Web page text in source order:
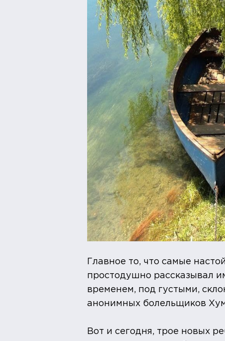
Главное то, что самые
простодушно рассказывал
временем, под густыми,
анонимных болельщиков
Вот и сегодня, трое новых